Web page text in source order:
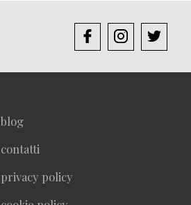
blog
contatti
privacy policy